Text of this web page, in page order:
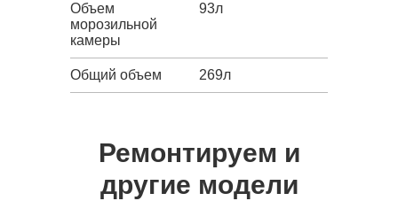
Объем
морозильной
камеры
93л
Общий объем 269л
Ремонтируем и
другие модели